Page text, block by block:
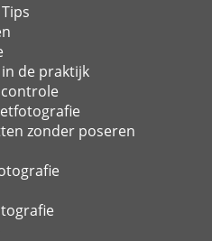
de praktijk
zonder poseren